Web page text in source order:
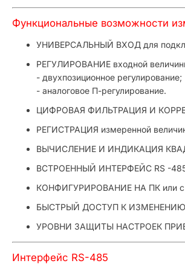
Функциональные возможности
УНИВЕРСАЛЬНЫЙ ВХОД для
РЕГУЛИРОВАНИЕ входной
- двухпозиционное регулирование;
- аналоговое П-регулирование.
ЦИФРОВАЯ ФИЛЬТРАЦИЯ И
РЕГИСТРАЦИЯ измеренной
ВЫЧИСЛЕНИЕ И ИНДИКАЦИЯ
ВСТРОЕННЫЙ ИНТЕРФЕЙС RS -485
КОНФИГУРИРОВАНИЕ НА ПК или с
БЫСТРЫЙ ДОСТУП К ИЗМЕНЕНИЮ
УРОВНИ ЗАЩИТЫ НАСТРОЕК
Интерфейс RS-485